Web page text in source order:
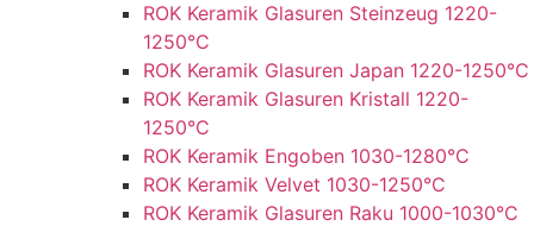
ROK Keramik Glasuren Steinzeug 1220-
1250°C
ROK Keramik Glasuren Japan 1220-1250°C
ROK Keramik Glasuren Kristall 1220-
1250°C
ROK Keramik Engoben 1030-1280°C
ROK Keramik Velvet 1030-1250°C
ROK Keramik Glasuren Raku 1000-1030°C